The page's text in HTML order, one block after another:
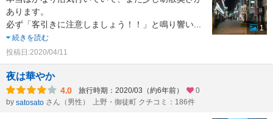
あります。
必ず「客引きに注意しましょう！！」と鳴り響い
続きを読む
投稿日:2020/04/11
1
夜は華やか
4.0 旅行時期：2020/03（約6年前）
0
by satosato さん（男性） 上野・御徒町 クチコミ：186件